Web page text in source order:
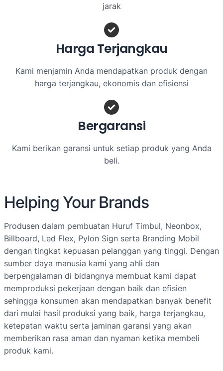
jarak
Harga Terjangkau
Kami menjamin Anda mendapatkan produk dengan
harga terjangkau, ekonomis dan efisiensi
Bergaransi
Kami berikan garansi untuk setiap produk yang Anda
beli.
Helping Your Brands
Produsen dalam pembuatan Huruf Timbul, Neonbox,
Billboard, Led Flex, Pylon Sign serta Branding Mobil
dengan tingkat kepuasan pelanggan yang tinggi. Dengan
sumber daya manusia kami yang ahli dan
berpengalaman di bidangnya membuat kami dapat
memproduksi pekerjaan dengan baik dan efisien
sehingga konsumen akan mendapatkan banyak benefit
dari mulai hasil produksi yang baik, harga terjangkau,
ketepatan waktu serta jaminan garansi yang akan
memberikan rasa aman dan nyaman ketika membeli
produk kami.